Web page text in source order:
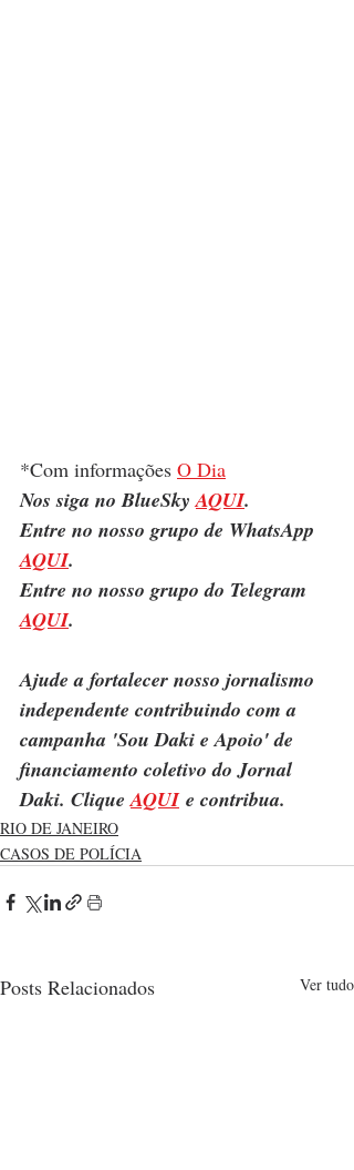
*Com informações O Dia
Nos siga no BlueSky AQUI.
Entre no nosso grupo de WhatsApp
AQUI.
Entre no nosso grupo do Telegram
AQUI.
Ajude a fortalecer nosso jornalismo
independente contribuindo com a
campanha 'Sou Daki e Apoio' de
financiamento coletivo do Jornal
Daki. Clique AQUI e contribua.
RIO DE JANEIRO
CASOS DE POLÍCIA
Posts Relacionados Ver tudo